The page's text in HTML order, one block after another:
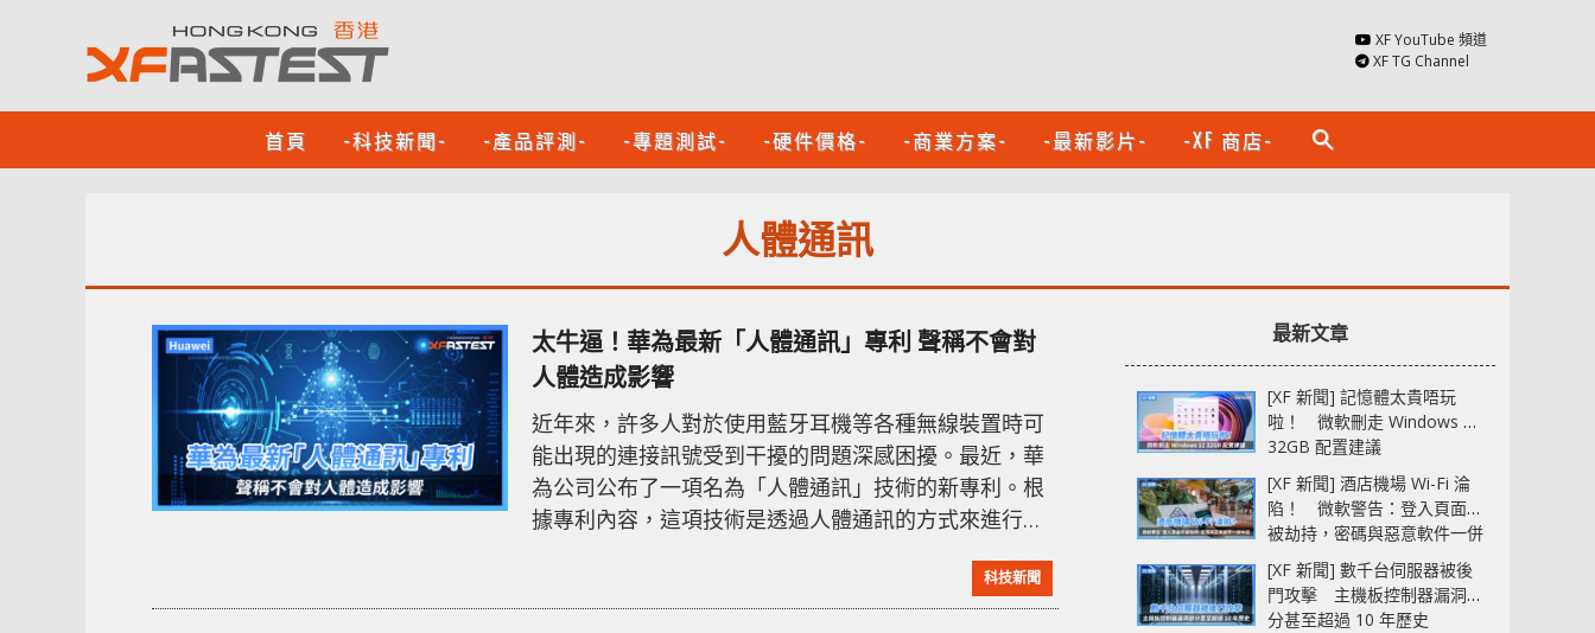
XF YouTube 頻道
XF TG Channel
首頁 -科技新聞- -產品評測- -專題測試- -硬件價格- -商業方案- -最新影片- -XF 商店- search
人體通訊
太牛逼！華為最新「人體通訊」專利 聲稱不會對
人體造成影響
近年來，許多人對於使用藍牙耳機等各種無線裝置時可
能出現的連接訊號受到干擾的問題深感困擾。最近，華
為公司公布了一項名為「人體通訊」技術的新專利。根
據專利內容，這項技術是透過人體通訊的方式來進行數
些訊號電極位於設備本體的不同位置，與使用者身體形
成多個訊號傳輸通道。而調整電路則用於調整至少一個
科技新聞
最新文章
[XF 新聞] 記憶體太貴唔玩
啦！ 微軟刪走 Windows 11
32GB 配置建議
[XF 新聞] 酒店機場 Wi-Fi 淪
陷！ 微軟警告：登入頁面可
被劫持，密碼與惡意軟件一併
中招
[XF 新聞] 數千台伺服器被後
門攻擊 主機板控制器漏洞部
分甚至超過 10 年歷史